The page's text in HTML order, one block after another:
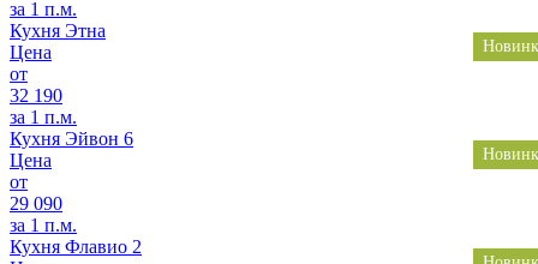
за 1 п.м.
Кухня Этна
Цена
от
32 190
за 1 п.м.
Кухня Эйвон 6
Цена
от
29 090
за 1 п.м.
Кухня Флавио 2